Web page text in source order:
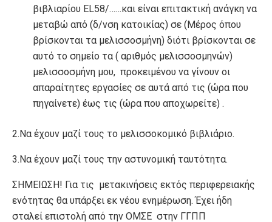
βιβλιαρίου EL58/……και είναι επιτακτική ανάγκη να
μεταβώ από (δ/νση κατοικίας) σε (Μέρος όπου
βρίσκονται τα μελισσοσμήνη) διότι βρίσκονται σε
αυτό το σημείο τα ( αριθμός μελισσοσμηνών)
μελισσοσμήνη μου, προκειμένου να γίνουν οι
απαραίτητες εργασίες σε αυτά από τις (ώρα που
πηγαίνετε) έως τις (ώρα που αποχωρείτε) .
2.Να έχουν μαζί τους το μελισσοκομικό βιβλιάριο.
3.Να έχουν μαζί τους την αστυνομική ταυτότητα.
ΣΗΜΕΙΩΣΗ! Για τις μετακινήσεις εκτός περιφερειακής
ενότητας θα υπάρξει εκ νέου ενημέρωση. Έχει ήδη
σταλεί επιστολή από την ΟΜΣΕ στην ΓΓΠΠ